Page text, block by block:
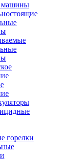
машины
горелки